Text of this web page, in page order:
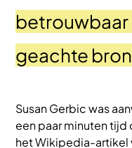
betrouwbaar
geachte
Susan Gerbic was
een paar minuten tijd
het Wikipedia-artikel